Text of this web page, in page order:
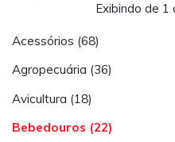
Exibindo de
Acessórios (68)
Agropecuária (36)
Avicultura (18)
Bebedouros (22)